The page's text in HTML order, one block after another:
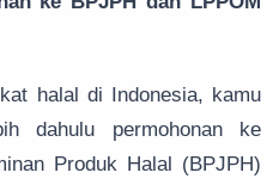
halal di Indonesia, kamu
dahulu permohonan ke
Produk Halal (BPJPH)